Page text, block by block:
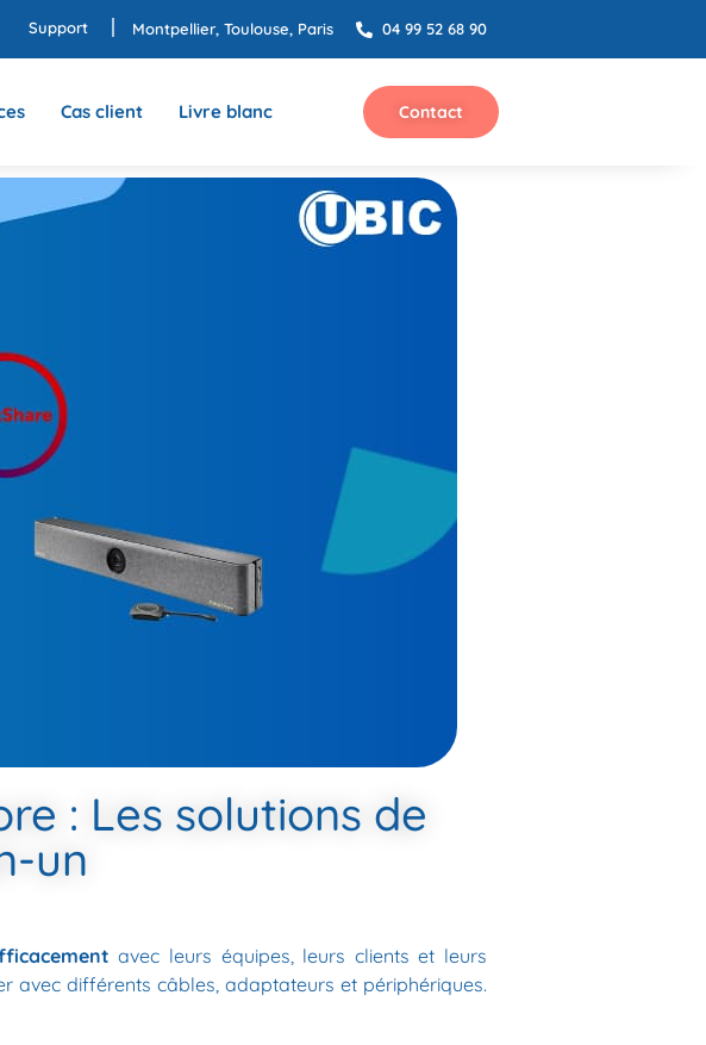
Support Montpellier, Toulouse, Paris 04 99 52 68 90
Cas client Livre blanc Contact
: Les solutions de
un
avec leurs équipes, leurs clients et leurs
avec différents câbles, adaptateurs et périphériques.